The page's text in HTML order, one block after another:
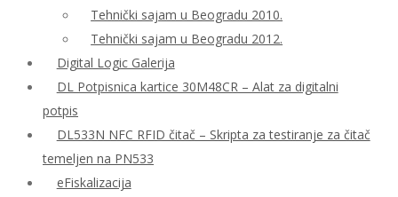
Tehnički sajam u Beogradu 2010.
Tehnički sajam u Beogradu 2012.
Digital Logic Galerija
DL Potpisnica kartice 30M48CR – Alat za digitalni
potpis
DL533N NFC RFID čitač – Skripta za testiranje za čitač
temeljen na PN533
eFiskalizacija